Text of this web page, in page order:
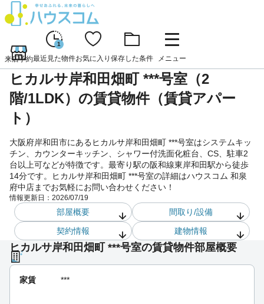
来店予約
1
最近見た物件お気に入り 保存した条件 メニュー
ヒカルサ岸和田畑町 ***号室（2
階/1LDK）の賃貸物件（賃貸アパー
ト）
大阪府岸和田市にあるヒカルサ岸和田畑町 ***号室はシステムキッ
チン、カウンターキッチン、シャワー付洗面化粧台、CS、駐車2
台以上可などが特徴です。最寄り駅の阪和線東岸和田駅から徒歩
14分です。ヒカルサ岸和田畑町 ***号室の詳細はハウスコム 和泉
府中店までお気軽にお問い合わせください！
情報更新日： 2026/07/19
部屋概要
間取り/設備
契約情報
建物情報
ヒカルサ岸和田畑町 ***号室の賃貸物件部屋概要
家賃 ***